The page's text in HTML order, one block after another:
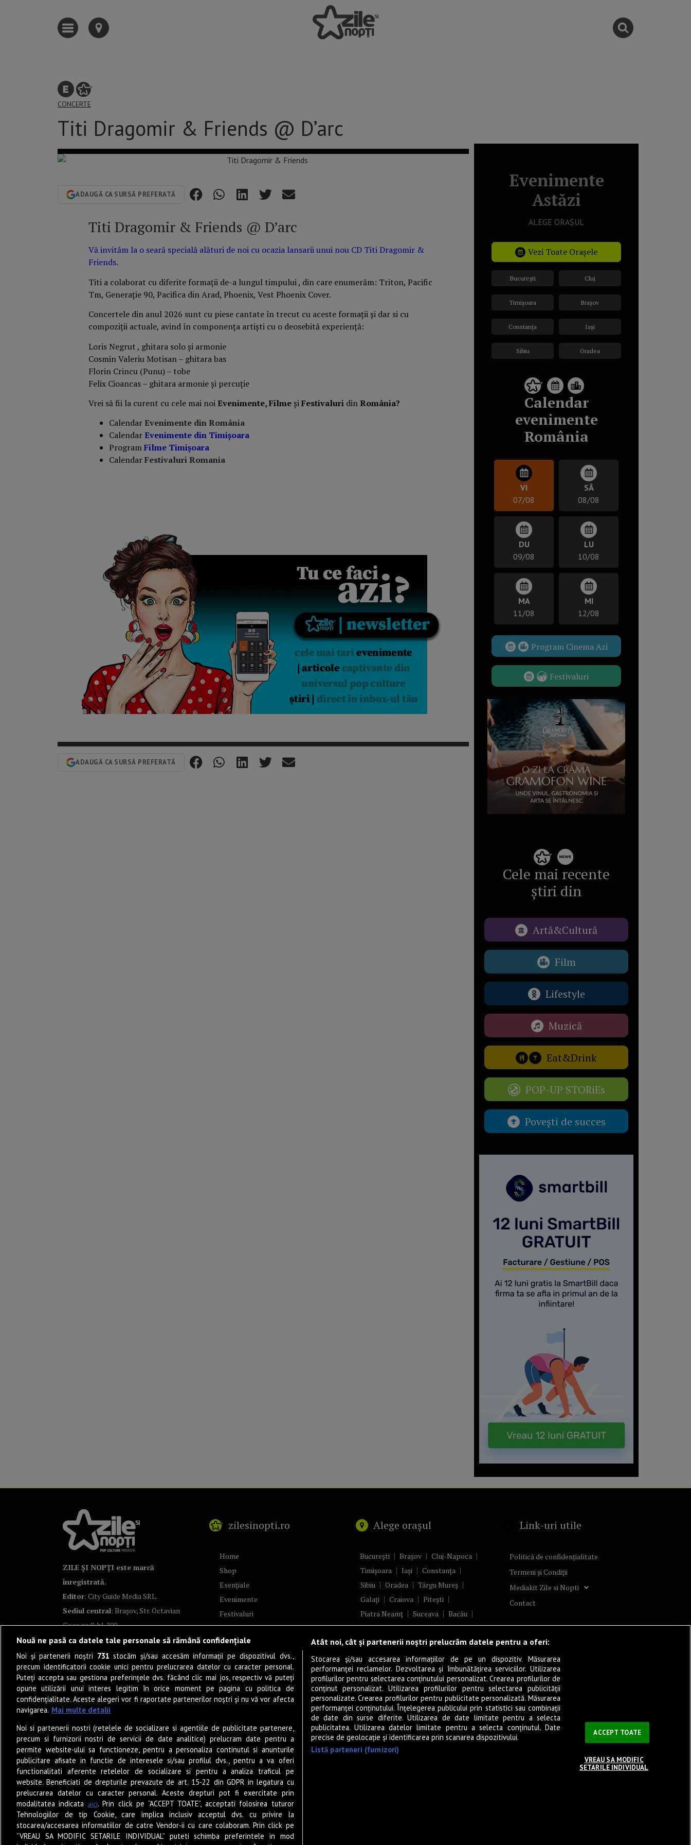
CONCERTE
Titi Dragomir & Friends @ D’arc
ADAUGĂ CA SURSĂ PREFERATĂ
Titi Dragomir & Friends @ D’arc
Vă invităm la o seară specială alături de noi cu ocazia lansarii unui nou CD Titi Dragomir &
Friends.
Titi a colaborat cu diferite formații de-a lungul timpului , din care enumerăm: Triton, Pacific
Tm, Generație 90, Pacifica din Arad, Phoenix, Vest Phoenix Cover.
Concertele din anul 2026 sunt cu piese cantate în trecut cu aceste formații și dar si cu
compoziții actuale, avind în componența artiști cu o deosebită experiență:
Loris Negrut , ghitara solo și armonie
Cosmin Valeriu Motisan – ghitara bas
Florin Crincu (Punu) – tobe
Felix Cioancas – ghitara armonie și percuție
Vrei să fii la curent cu cele mai noiEvenimente, Filme șiFestivaluri dinRomânia?
Calendar Evenimente din România
CalendarEvenimente din Timișoara
ProgramFilme Timișoara
CalendarFestivaluri Romania
ADAUGĂ CA SURSĂ PREFERATĂ
Evenimente
Astăzi
ALEGE ORAȘUL
Vezi Toate Orașele
București
Timișoara
Constanța
Sibiu
Cluj
Brașov
Iași
Oradea
Calendar
evenimente
România
VI
07/08
SÂ
08/08
DU
09/08
LU
10/08
MA
11/08
MI
12/08
Program Cinema Azi
Festivaluri
Cele mai recente
știri din
Artă&Cultură
Film
Lifestyle
Muzică
Eat&Drink
POP-UP STORiEs
Povești de succes
ZILE ȘI NOPȚI este marcă
înregistrată.
Editor: City Guide Media SRL.
Sediul central: Brașov, Str. Octavian
Goga nr. 9, bl. 290
zilesinopti.ro
Home
Shop
Esențiale
Evenimente
Festivaluri
Concerte
Artă & Cultură
Teatru
Film
Program filme
Lifestyle
Muzică
Sunete Live
Eat & Drink
POP-UP Stories
Junior
Newsletter
Alege orașul
București Brașov
Cluj-Napoca
Timișoara
Iași
Constanța
Sibiu
Oradea
Târgu Mureș
Galați
Craiova
Pitești
Piatra Neamț
Suceava
Bacău
Brăila
Ploiești
Râmnicu Vâlcea
Alba Iulia
Arad
Bistrița
Baia Mare
Satu Mare
Sfântu Gheorghe
Deva
Focșani
Tulcea
Târgu Jiu
Alexandria
Botoșani
Buzău Vaslui
Reșița
Târgoviște
Drobeta-Turnu Severin
Călărași
Giurgiu
Slatina
Link-uri utile
Politică de confidențialitate
Termeni și Condiții
Mediakit Zile si Nopti
Contact
© 2026 – Zile și Nopți. Toate drepturile rezervate.
Nouă ne pasă ca datele tale personale să rămână confidențiale
Noi și partenerii noștri 731 stocăm și/sau accesăm informații pe dispozitivul dvs.,
precum identificatorii cookie unici pentru prelucrarea datelor cu caracter personal.
Puteți accepta sau gestiona preferințele dvs. făcând clic mai jos, respectiv vă puteți
opune utilizării unui interes legitim în orice moment pe pagina cu politica de
confidențialitate. Aceste alegeri vor fi raportate partenerilor noștri și nu vă vor afecta
navigarea. Mai multe detalii
Noi si partenerii nostri (retelele de socializare si agentiile de publicitate partenere,
precum si furnizorii nostri de servicii de date analitice) prelucram date pentru a
permite website-ului sa functioneze, pentru a personaliza continutul si anunturile
publicitare afisate in functie de interesele si/sau profilul dvs., pentru a va oferi
functionalitati aferente retelelor de socializare si pentru a analiza traficul pe
website. Beneficiati de drepturile prevazute de art. 15-22 din GDPR in legatura cu
prelucrarea datelor cu caracter personal. Aceste drepturi pot fi exercitate prin
modalitatea indicata aici. Prin click pe “ACCEPT TOATE”, acceptati folosirea tuturor
Tehnologiilor de tip Cookie, care implica inclusiv acceptul dvs. cu privire la
stocarea/accesarea informatiilor de catre Vendor-ii cu care colaboram. Prin click pe
“VREAU SA MODIFIC SETARILE INDIVIDUAL” puteti schimba preferintele in mod
Atât noi, cât și partenerii noștri prelucrăm datele pentru a oferi:
Stocarea și/sau accesarea informațiilor de pe un dispozitiv. Măsurarea
performanței reclamelor. Dezvoltarea și îmbunătățirea serviciilor. Utilizarea
profilurilor pentru selectarea conținutului personalizat. Crearea profilurilor de
conținut personalizat. Utilizarea profilurilor pentru selectarea publicității
personalizate. Crearea profilurilor pentru publicitate personalizată. Măsurarea
performanței conținutului. Înțelegerea publicului prin statistici sau combinații
de date din surse diferite. Utilizarea de date limitate pentru a selecta
publicitatea. Utilizarea datelor limitate pentru a selecta conținutul. Date
precise de geolocație și identificarea prin scanarea dispozitivului.
Listă parteneri (furnizori)
ACCEPT TOATE
VREAU SA MODIFIC
SETARILE INDIVIDUAL